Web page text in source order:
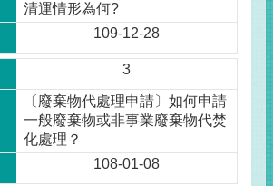
清運情形為何?
109-12-28
3
〔廢棄物代處理申請〕如何申請
一般廢棄物或非事業廢棄物代焚
化處理？
108-01-08